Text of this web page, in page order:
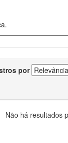
por
Não há resultados